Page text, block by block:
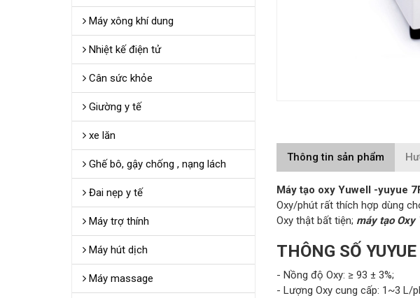
Thông tin sản phẩm
Máy tạo oxy Yuwell -yuyue
Oxy/phút rất thích hợp dùng
Oxy thật bất tiện; máy tạo Oxy
THÔNG SỐ
- Nồng độ Oxy: ≥ 93 ± 3%;
- Lượng Oxy cung cấp: 1~3 L/
Máy xông khí dung
Nhiệt kế điện tử
Cân sức khỏe
Giường y tế
xe lăn
Ghế bô, gậy chống , nạng lách
Đai nẹp y tế
Máy trợ thính
Máy hút dịch
Máy massage